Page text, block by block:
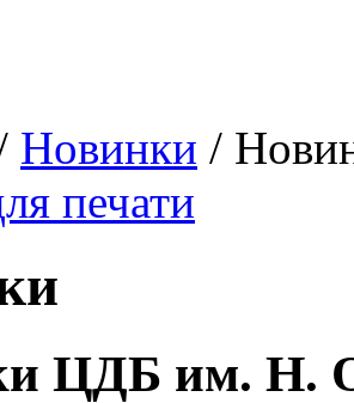
Новинки /
печати
ЦДБ им. Н.